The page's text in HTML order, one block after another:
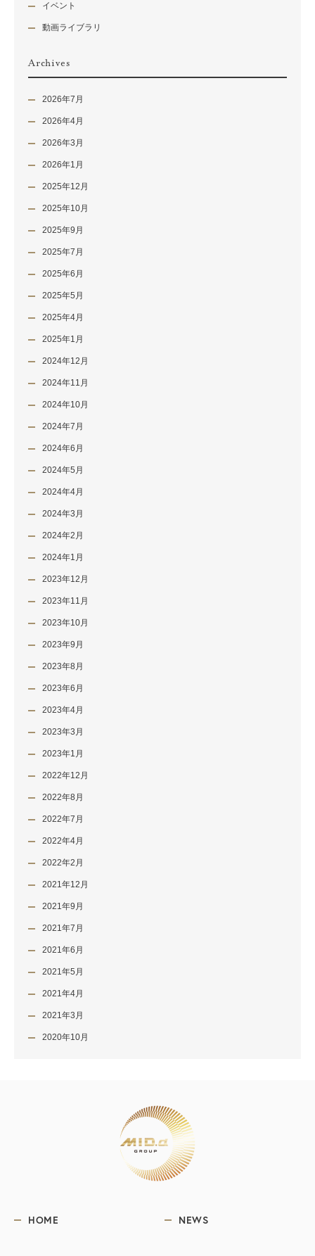
イベント
動画ライブラリ
Archives
2026年7月
2026年4月
2026年3月
2026年1月
2025年12月
2025年10月
2025年9月
2025年7月
2025年6月
2025年5月
2025年4月
2025年1月
2024年12月
2024年11月
2024年10月
2024年7月
2024年6月
2024年5月
2024年4月
2024年3月
2024年2月
2024年1月
2023年12月
2023年11月
2023年10月
2023年9月
2023年8月
2023年6月
2023年4月
2023年3月
2023年1月
2022年12月
2022年8月
2022年7月
2022年4月
2022年2月
2021年12月
2021年9月
2021年7月
2021年6月
2021年5月
2021年4月
2021年3月
2020年10月
HOME NEWS